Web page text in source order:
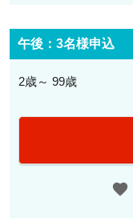
最少催行人数
料金に含まれ
るサービス
るサービス
午後：3名様申込
2歳～ 99歳